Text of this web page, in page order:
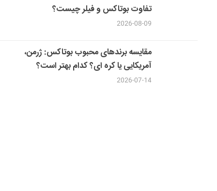
تفاوت بوتاکس و فیلر چیست؟
2026-08-09
مقایسه برندهای محبوب بوتاکس: ژرمن،
آمریکایی یا کره ای؟ کدام بهتر است؟
2026-07-14